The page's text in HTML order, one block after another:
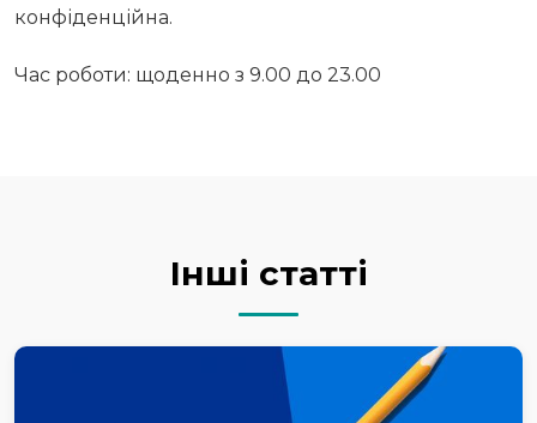
конфіденційна.
Час роботи: щоденно з 9.00 до 23.00
Інші статті